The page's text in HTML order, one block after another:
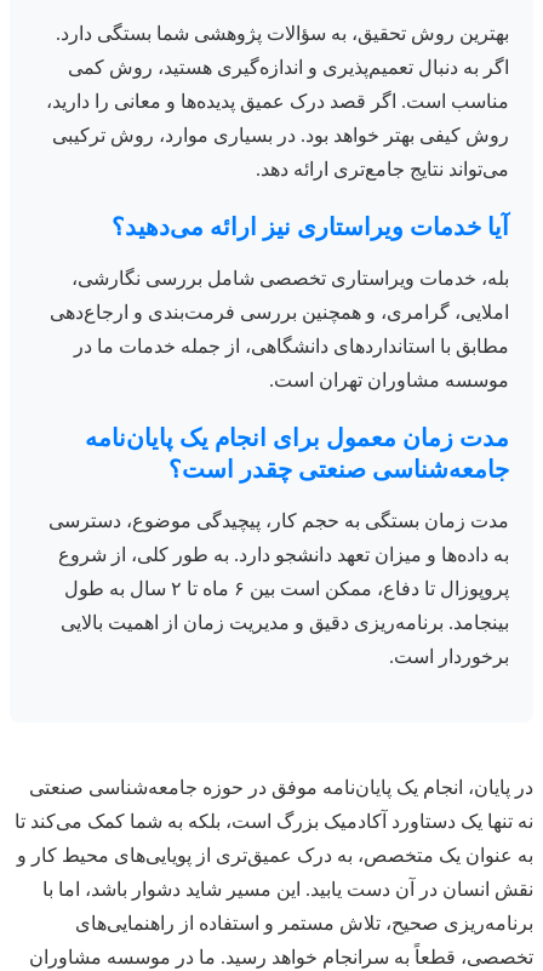
بهترین روش تحقیق، به سؤالات پژوهشی شما بستگی دارد.
اگر به دنبال تعمیم‌پذیری و اندازه‌گیری هستید، روش کمی
مناسب است. اگر قصد درک عمیق پدیده‌ها و معانی را دارید،
روش کیفی بهتر خواهد بود. در بسیاری موارد، روش ترکیبی
می‌تواند نتایج جامع‌تری ارائه دهد.
آیا خدمات ویراستاری نیز ارائه می‌دهید؟
بله، خدمات ویراستاری تخصصی شامل بررسی نگارشی،
املایی، گرامری، و همچنین بررسی فرمت‌بندی و ارجاع‌دهی
مطابق با استانداردهای دانشگاهی، از جمله خدمات ما در
موسسه مشاوران تهران است.
مدت زمان معمول برای انجام یک پایان‌نامه
جامعه‌شناسی صنعتی چقدر است؟
مدت زمان بستگی به حجم کار، پیچیدگی موضوع، دسترسی
به داده‌ها و میزان تعهد دانشجو دارد. به طور کلی، از شروع
پروپوزال تا دفاع، ممکن است بین ۶ ماه تا ۲ سال به طول
بینجامد. برنامه‌ریزی دقیق و مدیریت زمان از اهمیت بالایی
برخوردار است.
در پایان، انجام یک پایان‌نامه موفق در حوزه جامعه‌شناسی صنعتی
نه تنها یک دستاورد آکادمیک بزرگ است، بلکه به شما کمک می‌کند تا
به عنوان یک متخصص، به درک عمیق‌تری از پویایی‌های محیط کار و
نقش انسان در آن دست یابید. این مسیر شاید دشوار باشد، اما با
برنامه‌ریزی صحیح، تلاش مستمر و استفاده از راهنمایی‌های
تخصصی، قطعاً به سرانجام خواهد رسید. ما در موسسه مشاوران